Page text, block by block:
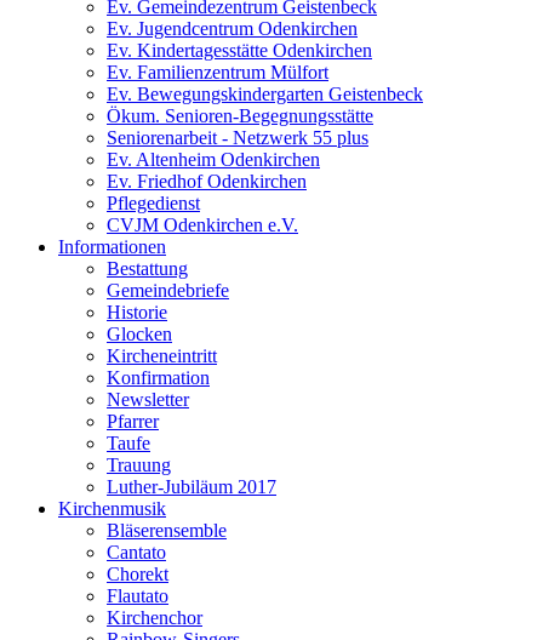
Ev. Gemeindezentrum Geistenbeck
Ev. Jugendcentrum Odenkirchen
Ev. Kindertagesstätte Odenkirchen
Ev. Familienzentrum Mülfort
Ev. Bewegungskindergarten Geistenbeck
Ökum. Senioren-Begegnungsstätte
Seniorenarbeit - Netzwerk 55 plus
Ev. Altenheim Odenkirchen
Ev. Friedhof Odenkirchen
Pflegedienst
CVJM Odenkirchen e.V.
Informationen
Bestattung
Gemeindebriefe
Historie
Glocken
Kircheneintritt
Konfirmation
Newsletter
Pfarrer
Taufe
Trauung
Luther-Jubiläum 2017
Kirchenmusik
Bläserensemble
Cantato
Chorekt
Flautato
Kirchenchor